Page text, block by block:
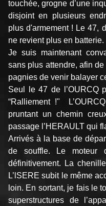
touchée, grogne d’une
disjoint en plusieurs
plus d'armement ! Le 47,
ne revient plus en batterie.
Je suis maintenant
sans plus attendre, afin
pagnies de venir balayer
Seul le 47 de l’OURCQ
“Ralliement !"
pruntant un chemin
passage l’HERAULT qui
Arrivés à la base de
de souffle. Le moteur
définitivement. La
L’lSERE subit le même
loin. En sor­tant, je fais le
su­perstructures de